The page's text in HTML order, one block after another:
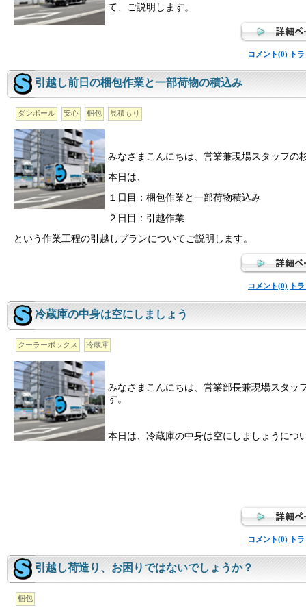
て、ご説明します。
コメント(0) ト
引越し前日の梱包作業と一部荷物の積込み
ダンボール 安心 梱包 見積もり
みなさまこんにちは、営業兼現場スタッフの
本日は、
１日目：梱包作業と一部荷物積込み
２日目：引越作業
という作業工程の引越しプランについてご説明します。
コメント(0) ト
冷蔵庫の中身は空にしましょう
クーラーボックス 冷蔵庫
みなさまこんにちは、営業部長兼現場スタッ
す。
本日は、冷蔵庫の中身は空にしましょうにつ
コメント(0) ト
引越し荷造り、お困りではないでしょうか？
梱包